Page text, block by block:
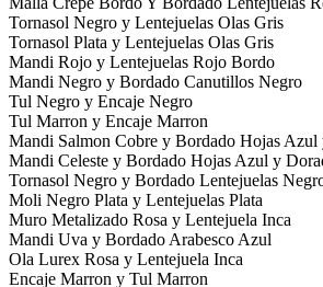
Tornasol Negro y Lentejuelas Olas Gris
Tornasol Plata y Lentejuelas Olas Gris
Mandi Rojo y Lentejuelas Rojo Bordo
Mandi Negro y Bordado Canutillos Negro
Tul Negro y Encaje Negro
Tul Marron y Encaje Marron
Mandi Salmon Cobre y Bordado Hojas Azul
Mandi Celeste y Bordado Hojas Azul y
Tornasol Negro y Bordado Lentejuelas
Moli Negro Plata y Lentejuelas Plata
Muro Metalizado Rosa y Lentejuela Inca
Mandi Uva y Bordado Arabesco Azul
Ola Lurex Rosa y Lentejuela Inca
Encaje Marron y Tul Marron